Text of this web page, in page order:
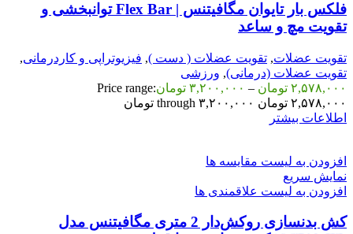
فلکس بار تایوان مگافیتنس | Flex Bar توانبخشی و
تقویت مچ و ساعد
تقویت عضلات, تقویت عضلات ( دست ), فیزیوتراپی و کاردرمانی,
تقویت عضلات (درمانی), ورزشی
۲,۵۷۸,۰۰۰ تومان – ۳,۲۰۰,۰۰۰ تومانPrice range:
۲,۵۷۸,۰۰۰ تومان through ۳,۲۰۰,۰۰۰ تومان
اطلاعات بیشتر
افزودن به لیست مقایسه ها
نمایش سریع
افزودن به لیست علاقمندی ها
کش بدنسازی روکش‌دار 2 متری مگافیتنس مدل